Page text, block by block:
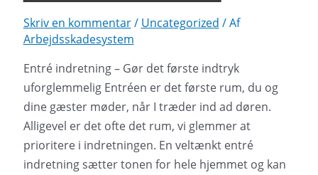
Skriv en kommentar/ Uncategorized / Af
Arbejdsskadesystem
Entré indretning – Gør det første indtryk
uforglemmelig Entréen er det første rum, du og
dine gæster møder, når I træder ind ad døren.
Alligevel er det ofte det rum, vi glemmer at
prioritere i indretningen. En veltænkt entré
indretning sætter tonen for hele hjemmet og kan